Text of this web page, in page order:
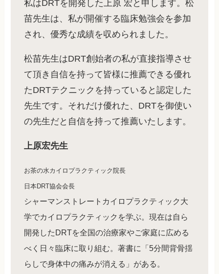
私はDRTを開発した上原 宏と申します。松
苗先生は、私が開催する臨床勉強会を参加
され、優秀な成績を収められました。
松苗先生はDRT創始者の私が直接指導させ
て頂き自信を持って皆様に推薦できる優れ
たDRTテクニックを持っていると認定した
先生です。それだけ優れた、DRTを御使い
の先生だと自信を持って推薦いたします。
上原宏先生
お茶の水カイロプラクティック院長
日本DRT協会会長
シャーマンストレートカイロプラクティック大
学でカイロプラクティックを学ぶ。現在は自ら
開発したDRTを全国の治療家やご家庭に広める
べく日々臨床に取り組む。著書に「5分間背骨揺
らしで身体中の痛みが消える」がある。